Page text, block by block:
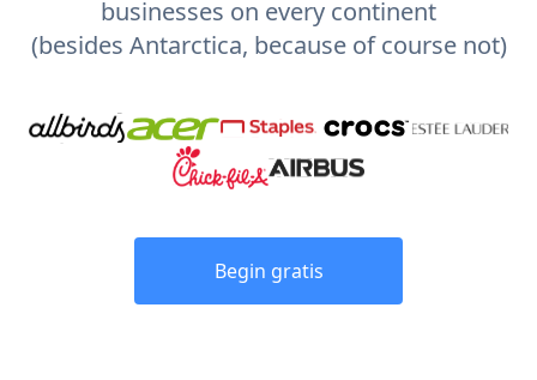
businesses on every continent
(besides Antarctica, because of course not)
Begin gratis